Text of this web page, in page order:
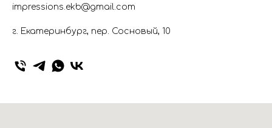
impressions.ekb@gmail.com
г. Екатеринбург, пер. Сосновый, 10